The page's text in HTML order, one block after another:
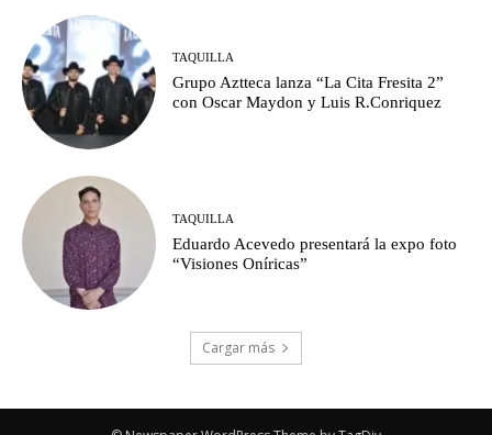
TAQUILLA
Grupo Aztteca lanza “La Cita Fresita 2”
con Oscar Maydon y Luis R.Conriquez
TAQUILLA
Eduardo Acevedo presentará la expo foto
“Visiones Oníricas”
Cargar más